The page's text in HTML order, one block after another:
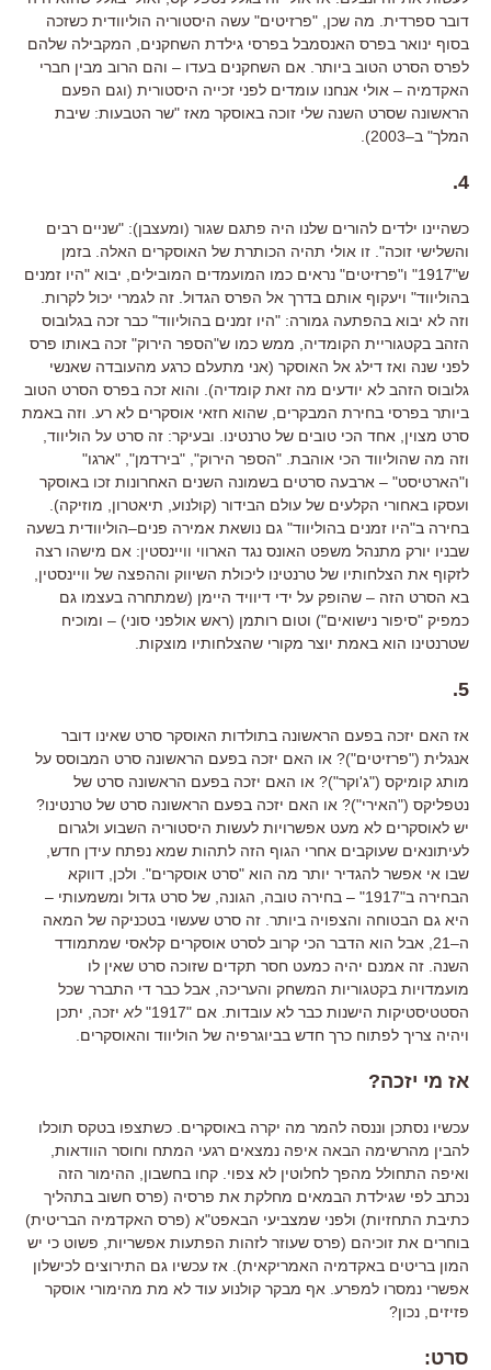
דובר ספרדית מה שכן , "פרזיטים" עשה היסטוריה הוליוודית כשזכה
בסוף ינואר בפרס האנסמבל בפרסי גילדת השחקנים
המקבילה שלהם
לפרס הסרט הטוב ביותר אם השחקנים בעדו – והם הרוב מבין חברי
האקדמיה – אולי אנחנו עומדים לפני זכייה היסטורית (וגם הפעם
הראשונה שסרט השנה שלי זוכה באוסקר מאז "שר הטבעות: שיבת
המלך" ב–
2003
).
4
.
כשהיינו ילדים להורים שלנו היה פתגם שגור (ומעצבן): "שניים רבים
והשלישי זוכה". זו אולי תהיה הכותרת של האוסקרים האלה בזמן
ש"
1917
" ו"פרזיטים" נראים כמו המועמדים המובילים יבוא "היו זמנים
בהוליווד" ויעקוף אותם בדרך אל הפרס הגדול זה לגמרי יכול לקרות
וזה לא יבוא בהפתעה גמורה: "היו זמנים בהוליווד" כבר זכה בגלובוס
הזהב בקטגוריית הקומדיה
ממש כמו ש"הספר הירוק" זכה באותו פרס
לפני שנה ואז דילג אל האוסקר (אני מתעלם כרגע מהעובדה שאנשי
גלובוס הזהב לא יודעים מה זאת קומדיה). והוא זכה בפרס הסרט הטוב
ביותר בפרסי בחירת המבקרים שהוא חזאי אוסקרים לא רע וזה באמת
סרט מצוין
אחד הכי טובים של טרנטינו ובעיקר: זה סרט על הוליווד
וזה מה שהוליווד הכי אוהבת . "הספר הירוק", "בירדמן", "ארגו"
ו"הארטיסט" – ארבעה סרטים בשמונה השנים האחרונות זכו באוסקר
ועסקו באחורי הקלעים של עולם הבידור (קולנוע תיאטרון מוזיקה).
בחירה ב"היו זמנים בהוליווד" גם נושאת אמירה פנים–הוליוודית בשעה
שבניו יורק מתנהל משפט האונס נגד הארווי וויינסטין: אם מישהו רצה
לזקוף את הצלחותיו של טרנטינו ליכולת השיווק וההפצה של וויינסטין
בא הסרט הזה – שהופק על ידי דיוויד היימן (שמתחרה בעצמו גם
כמפיק "סיפור נישואים") וטום רותמן (ראש אולפני סוני) – ומוכיח
שטרנטינו הוא באמת יוצר מקורי שהצלחותיו מוצקות.
5
.
אז האם יזכה בפעם הראשונה בתולדות האוסקר סרט שאינו דובר
אנגלית ("פרזיטים")? או האם יזכה בפעם הראשונה סרט המבוסס על
מותג קומיקס ("ג'וקר")? או האם יזכה בפעם הראשונה סרט של
נטפליקס ("האירי")? או האם יזכה בפעם הראשונה סרט של טרנטינו?
יש לאוסקרים לא מעט אפשרויות לעשות היסטוריה השבוע ולגרום
לעיתונאים שעוקבים אחרי הגוף הזה לתהות שמא נפתח עידן חדש
שבו אי אפשר להגדיר יותר מה הוא "סרט אוסקרים". ולכן דווקא
הבחירה ב"
1917
" – בחירה טובה הגונה, של סרט גדול ומשמעותי –
היא גם הבטוחה והצפויה ביותר זה סרט שעשוי בטכניקה של המאה
ה–
21
אבל הוא הדבר הכי קרוב לסרט אוסקרים קלאסי שמתמודד
השנה זה אמנם יהיה כמעט חסר תקדים שזוכה סרט שאין לו
מועמדויות בקטגוריות המשחק והעריכה
אבל כבר די התברר שכל
הסטטיסטיקות הישנות כבר לא עובדות אם "
1917
"לא יזכה
יתכן
ויהיה צריך לפתוח כרך חדש בביוגרפיה של הוליווד והאוסקרים
אז מי יזכה?
עכשיו נסתכן וננסה להמר מה יקרה באוסקרים כשתצפו בטקס תוכלו
להבין מהרשימה הבאה איפה נמצאים רגעי המתח וחוסר הוודאות
ואיפה התחולל מהפך לחלוטין לא צפוי קחו בחשבון
ההימור הזה
נכתב לפי שגילדת הבמאים מחלקת את פרסיה (פרס חשוב בתהליך
כתיבת התחזיות) ולפני שמצביעי הבאפט"א (פרס האקדמיה הבריטית)
בוחרים את זוכיהם (פרס שעוזר לזהות הפתעות אפשריות פשוט כי יש
המון בריטים באקדמיה האמריקאית). אז עכשיו גם התירוצים לכישלון
אפשרי נמסרו למפרע אף מבקר קולנוע עוד לא מת מהימורי אוסקר
פזיזים נכון?
סרט: